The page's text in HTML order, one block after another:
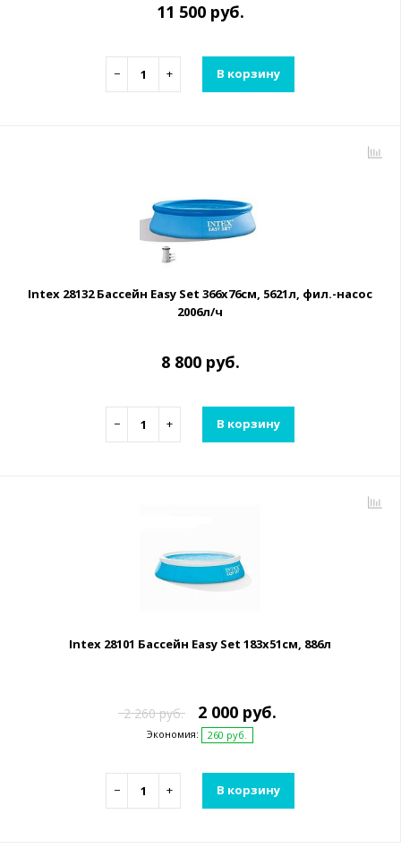
11 500 руб.
− + В корзину
Intex 28132 Бассейн Easy Set 366х76см, 5621л, фил.-насос
2006л/ч
8 800 руб.
− + В корзину
Intex 28101 Бассейн Easy Set 183х51см, 886л
2 260 руб. 2 000 руб.
Экономия: 260 руб.
− + В корзину